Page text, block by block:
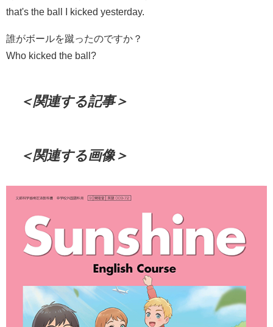
that's the ball I kicked yesterday.
誰がボールを蹴ったのですか？
Who kicked the ball?
＜関連する記事＞
＜関連する画像＞